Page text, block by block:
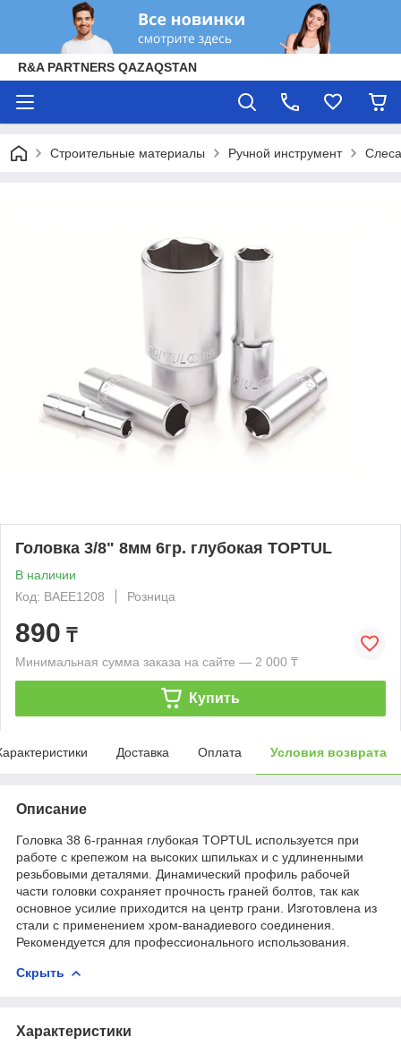
R&A PARTNERS QAZAQSTAN
Строительные материалы Ручной инструмент
Головка 3/8" 8мм 6гр. глубокая TOPTUL
В наличии
Код: BAEE1208
Розница
890 ₸
Минимальная сумма заказа на сайте — 2 000 ₸
Купить
Доставка Оплата Условия возврата
Описание
Головка 38 6-гранная глубокая TOPTUL используется при
работе с крепежом на высоких шпильках и с удлиненными
резьбовыми деталями. Динамический профиль рабочей
части головки сохраняет прочность граней болтов, так как
основное усилие приходится на центр грани. Изготовлена из
стали с применением хром-ванадиевого соединения.
Рекомендуется для профессионального использования.
Скрыть
Характеристики